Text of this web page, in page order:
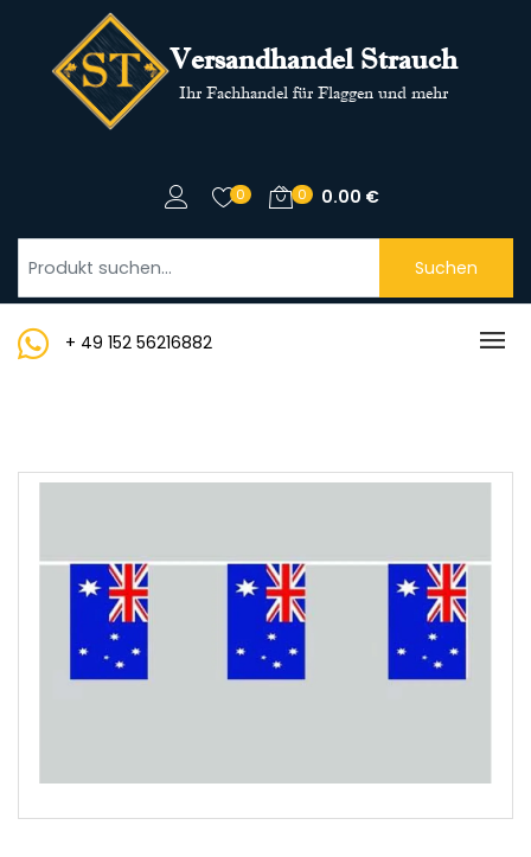
Versandhandel Strauch
Ihr Fachhandel für Flaggen und mehr
0 0 0.00 €
Suchen
+ 49 152 56216882